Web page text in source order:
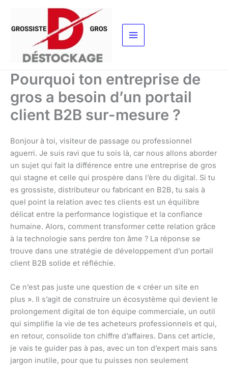
contenu
Pourquoi ton entreprise de
gros a besoin d’un portail
client B2B sur-mesure ?
Bonjour à toi, visiteur de passage ou professionnel
aguerri. Je suis ravi que tu sois là, car nous allons aborder
un sujet qui fait la différence entre une entreprise de gros
qui stagne et celle qui prospère dans l’ère du digital. Si tu
es grossiste, distributeur ou fabricant en B2B, tu sais à
quel point la relation avec tes clients est un équilibre
délicat entre la performance logistique et la confiance
humaine. Alors, comment transformer cette relation grâce
à la technologie sans perdre ton âme ? La réponse se
trouve dans une stratégie de développement d’un portail
client B2B solide et réfléchie.
Ce n’est pas juste une question de « créer un site en
plus ». Il s’agit de construire un écosystème qui devient le
prolongement digital de ton équipe commerciale, un outil
qui simplifie la vie de tes acheteurs professionnels et qui,
en retour, consolide ton chiffre d’affaires. Dans cet article,
je vais te guider pas à pas, avec un ton d’expert mais sans
jargon inutile, pour que tu puisses non seulement